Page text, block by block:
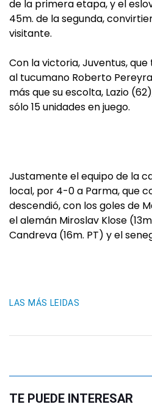
de la primera etapa, y el
45m. de la segunda,
visitante.
Con la victoria, Juventus,
al tucumano Roberto
más que su escolta, Lazio
sólo 15 unidades en juego.
Justamente el equipo de la
local, por 4-0 a Parma, que
descendió, con los goles de
el alemán Miroslav Klose
Candreva (16m. PT) y el
LAS MÁS LEIDAS
TE PUEDE INTERESAR